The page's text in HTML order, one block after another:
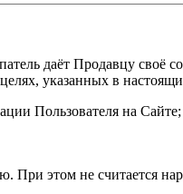
даёт Продавцу
указанных в
Пользователя на Сайте;
этом не считается